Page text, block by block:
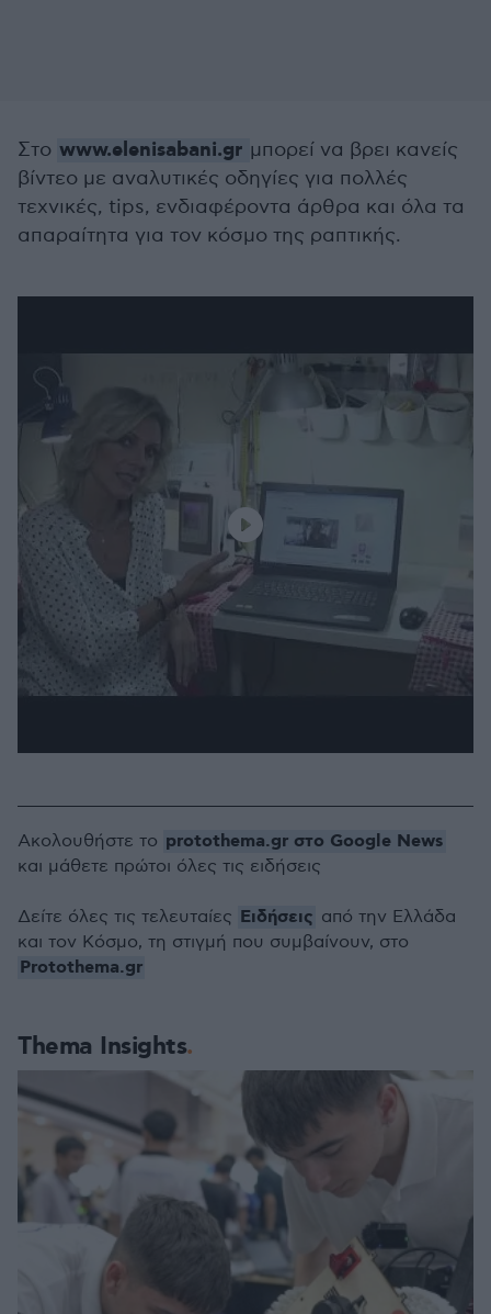
Στο www.elenisabani.gr μπορεί να βρει κανείς
βίντεο με αναλυτικές οδηγίες για πολλές
τεχνικές, tips, ενδιαφέροντα άρθρα και όλα τα
απαραίτητα για τον κόσμο της ραπτικής.
Thema Insights
Ακολουθήστε το protothema.gr στο Google News
και μάθετε πρώτοι όλες τις ειδήσεις
Δείτε όλες τις τελευταίες Ειδήσεις από την Ελλάδα
και τον Κόσμο, τη στιγμή που συμβαίνουν, στο
Protothema.gr